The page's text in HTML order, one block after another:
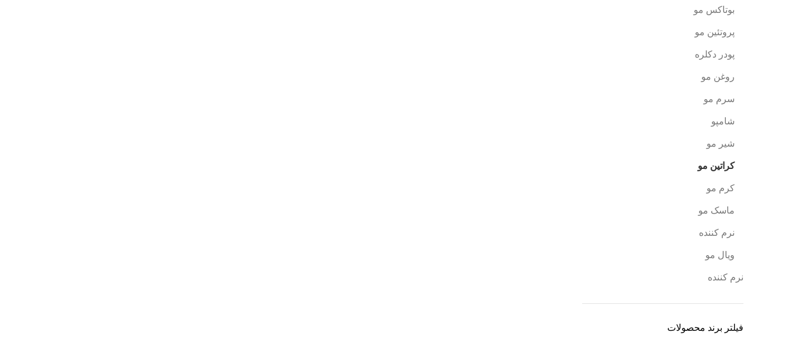
بوتاکس مو
پروتئین مو
پودر دکلره
روغن مو
سرم مو
شامپو
شیر مو
کراتین مو
کرم مو
ماسک مو
نرم کننده
ویال مو
نرم کننده
فیلتر برند محصولات